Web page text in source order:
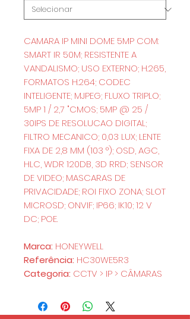
CAMARA IP MINI DOME 5MP COM:
SMART IR 50M; RESISTENTE A
VANDALISMO; USO EXTERNO; H.265,
FORMATOS H.264; CODEC
INTELIGENTE; MJPEG; FLUXO TRIPLO;
5MP 1 / 2,7 "CMOS; 5MP @ 25 /
30IPS DE RESOLUCAO DIGITAL;
FILTRO MECANICO; 0,03 LUX; LENTE
FIXA DE 2,8 MM (103 °); OSD, AGC,
HLC, WDR 120DB, 3D RRD; SENSOR
DE VIDEO; MASCARAS DE
PRIVACIDADE; ROI FIXO ZONA; SLOT
MICROSD; ONVIF; IP66; IK10; 12 V
DC; POE.
Marca: HONEYWELL
Referência: HC30WE5R3
Categoria: CCTV > IP > CÂMARAS